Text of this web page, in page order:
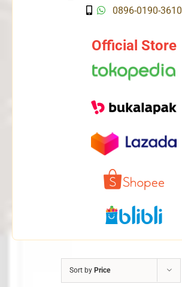
0896-0190-3610
Official Store
Sort by Price